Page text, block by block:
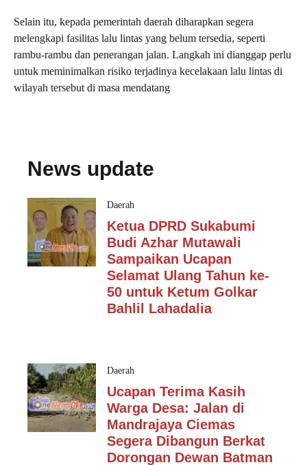
Selain itu, kepada pemerintah daerah diharapkan segera
melengkapi fasilitas lalu lintas yang belum tersedia, seperti
rambu-rambu dan penerangan jalan. Langkah ini dianggap perlu
untuk meminimalkan risiko terjadinya kecelakaan lalu lintas di
wilayah tersebut di masa mendatang
News update
Daerah
Ketua DPRD Sukabumi
Budi Azhar Mutawali
Sampaikan Ucapan
Selamat Ulang Tahun ke-
50 untuk Ketum Golkar
Bahlil Lahadalia
Daerah
Ucapan Terima Kasih
Warga Desa: Jalan di
Mandrajaya Ciemas
Segera Dibangun Berkat
Dorongan Dewan Batman